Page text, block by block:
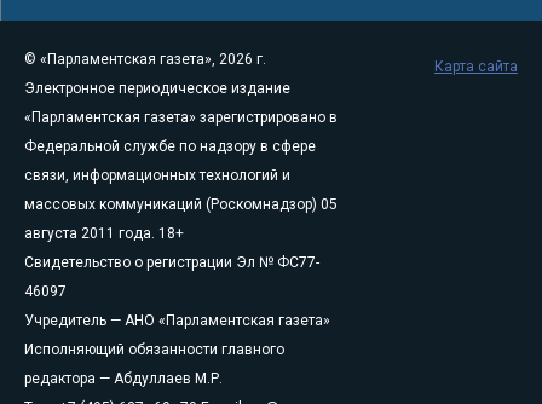
© «Парламентская газета», 2026 г.
Электронное периодическое издание
«Парламентская газета» зарегистрировано в
Федеральной службе по надзору в сфере
связи, информационных технологий и
массовых коммуникаций (Роскомнадзор) 05
августа 2011 года. 18+
Свидетельство о регистрации Эл № ФС77-
46097
Учредитель — АНО «Парламентская газета»
Исполняющий обязанности главного
редактора — Абдуллаев М.Р.
Карта сайта